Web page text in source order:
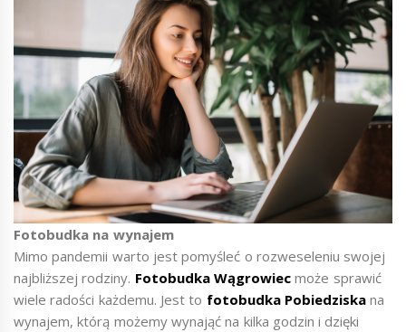
Fotobudka na wynajem
Mimo pandemii warto jest pomyśleć o rozweseleniu swojej
najbliższej rodziny. Fotobudka Wągrowiecmoże sprawić
wiele radości każdemu. Jest to fotobudka Pobiedziskana
wynajem, którą możemy wynająć na kilka godzin i dzięki